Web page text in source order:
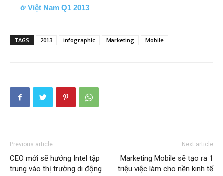
ở Việt Nam Q1 2013
TAGS 2013 infographic Marketing Mobile
Previous article
CEO mới sẽ hướng Intel tập
trung vào thị trường di động
Next article
Marketing Mobile sẽ tạo ra 1
triệu việc làm cho nền kinh tế